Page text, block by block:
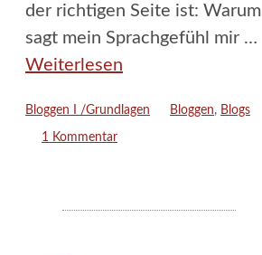
der richtigen Seite ist: Warum
sagt mein Sprachgefühl mir …
Weiterlesen
Kategorien
Bloggen I /Grundlagen Schlagwörter
Bloggen, Blogs
1 Kommentar